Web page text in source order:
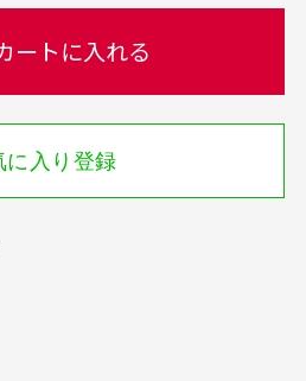
ートに入れる
に入り登録